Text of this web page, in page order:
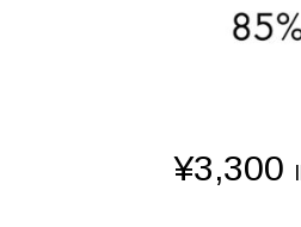
¥3,300